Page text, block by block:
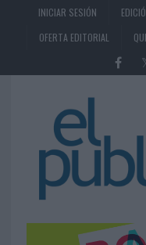
INICIAR SESIÓN
OFERTA EDITORIAL